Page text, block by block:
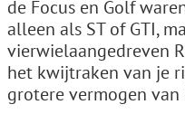
de Focus en Golf
alleen als ST of GTI,
vierwielaangedreven
het kwijtraken van je
grotere vermogen